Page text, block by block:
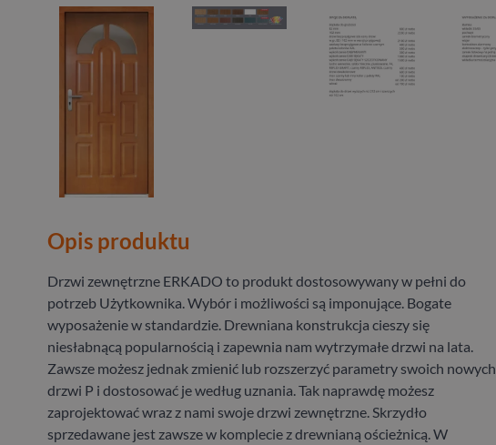
Opis produktu
Drzwi zewnętrzne ERKADO to produkt dostosowywany w pełni do
potrzeb Użytkownika. Wybór i możliwości są imponujące. Bogate
wyposażenie w standardzie. Drewniana konstrukcja cieszy się
niesłabnącą popularnością i zapewnia nam wytrzymałe drzwi na lata.
Zawsze możesz jednak zmienić lub rozszerzyć parametry swoich nowych
drzwi P i dostosować je według uznania. Tak naprawdę możesz
zaprojektować wraz z nami swoje drzwi zewnętrzne. Skrzydło
sprzedawane jest zawsze w komplecie z drewnianą ościeżnicą. W